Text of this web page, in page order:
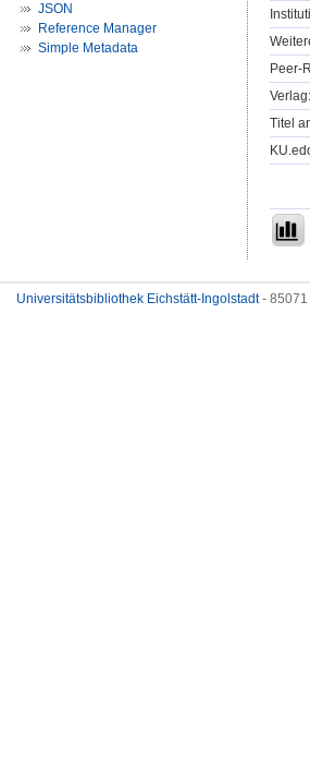
JSON
Reference Manager
Simple Metadata
Peer-
Verlag:
Titel
Universitätsbibliothek Eichstätt-Ingolstadt- 85071